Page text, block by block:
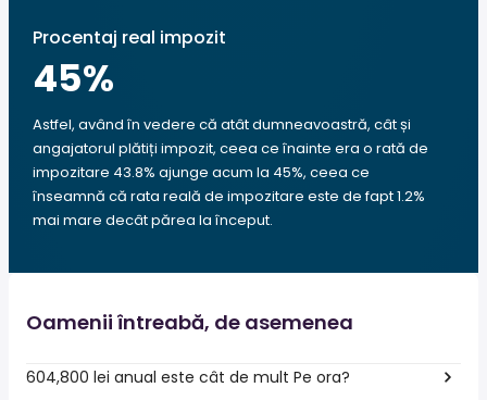
Procentaj real impozit
45%
Astfel, având în vedere că atât dumneavoastră, cât și
angajatorul plătiți impozit, ceea ce înainte era o rată de
impozitare 43.8% ajunge acum la 45%, ceea ce
înseamnă că rata reală de impozitare este de fapt 1.2%
mai mare decât părea la început.
Oamenii întreabă, de asemenea
604,800 lei anual este cât de mult Pe ora?